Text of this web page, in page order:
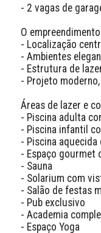
- 2 vagas de
O empreendimento
- Localização
- Ambientes
- Estrutura de
- Projeto
Áreas de lazer e
- Piscina adulta
- Piscina infantil
- Piscina
- Espaço gourmet
- Sauna
- Solarium com
- Salão de festas
- Pub exclusivo
- Academia
- Espaço Yoga